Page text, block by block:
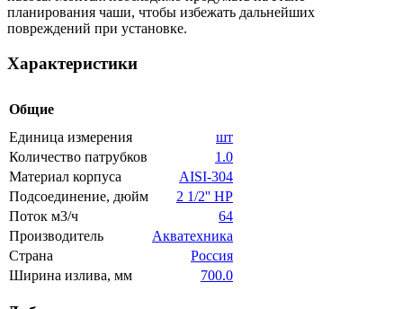
планирования чаши, чтобы избежать дальнейших
повреждений при установке.
Характеристики
Общие
Единица измерения
шт
Количество патрубков
1.0
Материал корпуса
AISI-304
Подсоединение, дюйм
2 1/2'' HP
Поток м3/ч
64
Производитель
Акватехника
Страна
Россия
Ширина излива, мм
700.0